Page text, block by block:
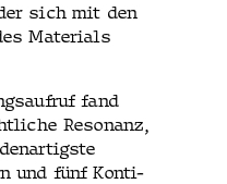
sich mit den
Mate­ri­als
fand
Res­o­nanz,
und fünf Kon­ti­